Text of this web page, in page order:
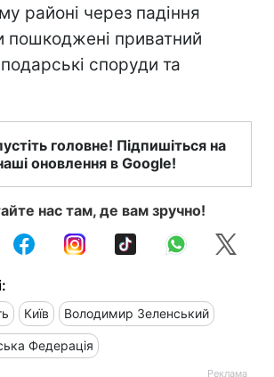
районі через падіння
пошкоджені приватний
споруди та
головне! Підпишіться на
оновлення в Google!
нас там, де вам зручно!
Київ Володимир Зеленський
Федерація